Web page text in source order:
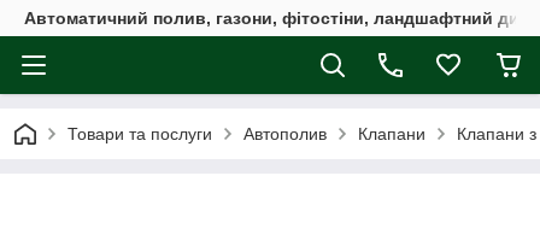
Автоматичний полив, газони, фітостіни, ландшафтний
Товари та послуги Автополив Клапани Клапани